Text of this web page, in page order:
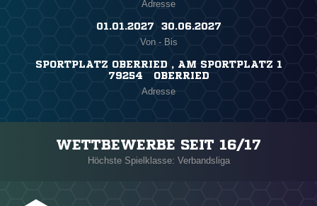
Adresse
01.01.2027 ​ 30.06.2027
Von - Bis
SPORTPLATZ OBERRIED , AM SPORTPLATZ 1
79254 OBERRIED
Adresse
WETTBEWERBE SEIT 16/17
Höchste Spielklasse: Verbandsliga